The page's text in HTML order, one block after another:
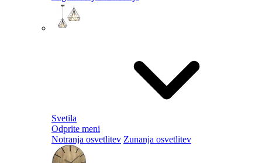
Svetila
Odprite meni
Notranja osvetlitev Zunanja osvetlitev